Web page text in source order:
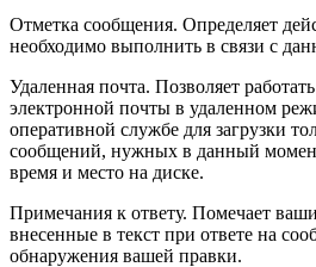
Отметка сообщения. Определяет
необходимо выполнить в связи с
Удаленная почта. Позволяет
электронной почты в удаленном
оперативной службе для загрузки
сообщений, нужных в данный
время и место на диске.
Примечания к ответу. Помечает
внесенные в текст при ответе на
обнаружения вашей правки.